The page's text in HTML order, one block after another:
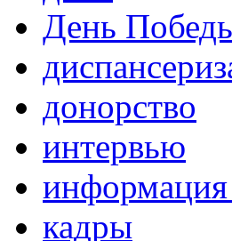
День
донорство
интервью
информация
кадры